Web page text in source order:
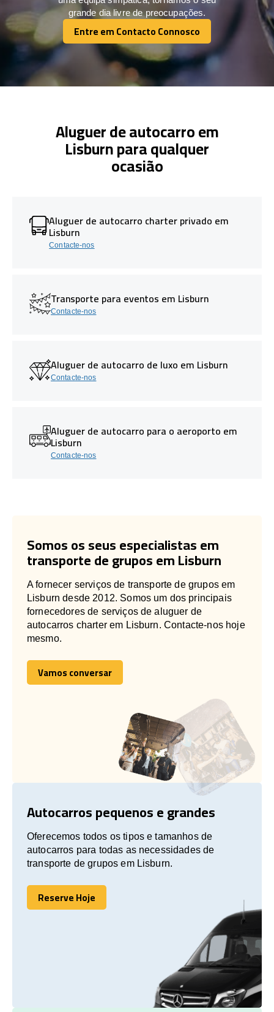
grande dia livre de preocupações.
Entre em Contacto Connosco
Entre em Contacto Connosco
Aluguer de autocarro em
Lisburn para qualquer
ocasião
Aluguer de autocarro charter privado em
Lisburn
Contacte-nos
Transporte para eventos em Lisburn
Contacte-nos
Aluguer de autocarro de luxo em Lisburn
Contacte-nos
Aluguer de autocarro para o aeroporto em
Lisburn
Contacte-nos
Somos os seus especialistas em
transporte de grupos em Lisburn
A fornecer serviços de transporte de grupos em
Lisburn desde 2012. Somos um dos principais
fornecedores de serviços de aluguer de
autocarros charter em Lisburn. Contacte-nos hoje
mesmo.
Vamos conversar
Vamos conversar
Autocarros pequenos e grandes
Oferecemos todos os tipos e tamanhos de
autocarros para todas as necessidades de
transporte de grupos em Lisburn.
Reserve Hoje
Reserve Hoje